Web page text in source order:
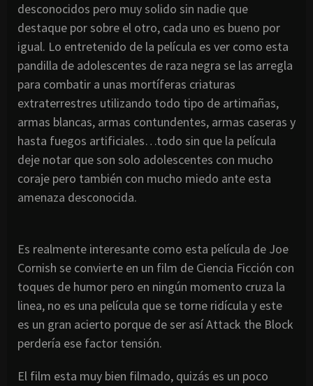
desconocidos pero muy solido sin nadie que
destaque por sobre el otro, cada uno es bueno por
igual. Lo entretenido de la película es ver como esta
pandilla de adolescentes de raza negra se las arregla
para combatir a unas mortíferas criaturas
extraterrestres utilizando todo tipo de artimañas,
armas blancas, armas contundentes, armas caseras y
hasta fuegos artificiales…todo sin que la película
deje notar que son solo adolescentes con mucho
coraje pero también con mucho miedo ante esta
amenaza desconocida.
Es realmente interesante como esta película de Joe
Cornish se convierte en un film de Ciencia Ficción con
toques de humor pero en ningún momento cruza la
linea, no es una película que se torne ridícula y este
es un gran acierto porque de ser así Attack the Block
perdería ese factor tensión.
El film esta muy bien filmado, quizás es un poco